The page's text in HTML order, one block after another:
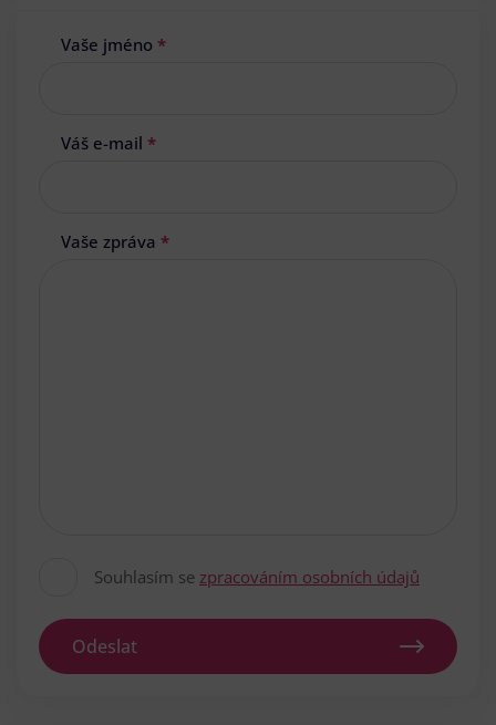
Vaše jméno *
Váš e-mail *
Vaše zpráva *
Souhlasím se zpracováním osobních údajů
Odeslat